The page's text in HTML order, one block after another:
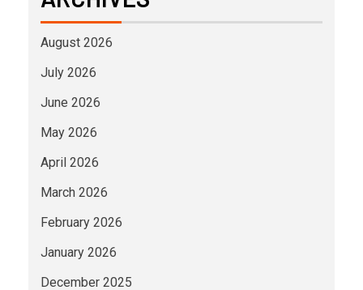
August 2026
July 2026
June 2026
May 2026
April 2026
March 2026
February 2026
January 2026
December 2025